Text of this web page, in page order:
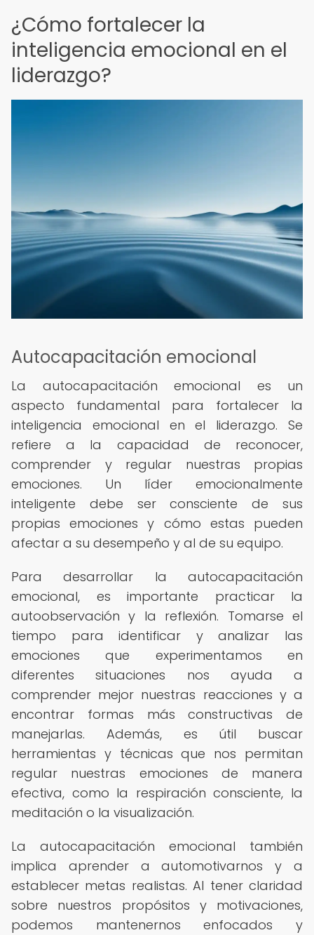
¿Cómo fortalecer la
inteligencia emocional en el
liderazgo?
Autocapacitación emocional
La autocapacitación emocional es un
aspecto fundamental para fortalecer la
inteligencia emocional en el liderazgo. Se
refiere a la capacidad de reconocer,
comprender y regular nuestras propias
emociones. Un líder emocionalmente
inteligente debe ser consciente de sus
propias emociones y cómo estas pueden
afectar a su desempeño y al de su equipo.
Para desarrollar la autocapacitación
emocional, es importante practicar la
autoobservación y la reflexión. Tomarse el
tiempo para identificar y analizar las
emociones que experimentamos en
diferentes situaciones nos ayuda a
comprender mejor nuestras reacciones y a
encontrar formas más constructivas de
manejarlas. Además, es útil buscar
herramientas y técnicas que nos permitan
regular nuestras emociones de manera
efectiva, como la respiración consciente, la
meditación o la visualización.
La autocapacitación emocional también
implica aprender a automotivarnos y a
establecer metas realistas. Al tener claridad
sobre nuestros propósitos y motivaciones,
podemos mantenernos enfocados y